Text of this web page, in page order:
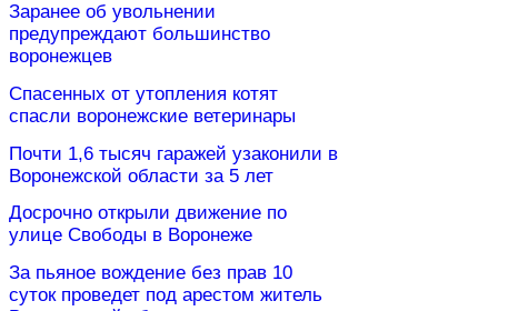
Заранее об увольнении
предупреждают большинство
воронежцев
Спасенных от утопления котят
спасли воронежские ветеринары
Почти 1,6 тысяч гаражей узаконили в
Воронежской области за 5 лет
Досрочно открыли движение по
улице Свободы в Воронеже
За пьяное вождение без прав 10
суток проведет под арестом житель